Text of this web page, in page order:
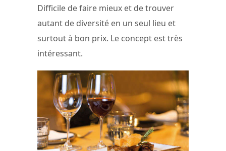
Difficile de faire mieux et de trouver
autant de diversité en un seul lieu et
surtout à bon prix. Le concept est très
intéressant.